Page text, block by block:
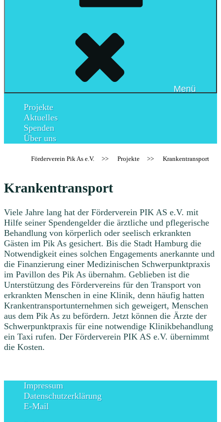
Menü
Projekte
Aktuelles
Spenden
Über uns
Förderverein Pik As e.V. >> Projekte >> Krankentransport
Krankentransport
Viele Jahre lang hat der Förderverein PIK AS e.V. mit
Hilfe seiner Spendengelder die ärztliche und pflegerische
Behandlung von körperlich oder seelisch erkrankten
Gästen im Pik As gesichert. Bis die Stadt Hamburg die
Notwendigkeit eines solchen Engagements anerkannte und
die Finanzierung einer Medizinischen Schwerpunktpraxis
im Pavillon des Pik As übernahm. Geblieben ist die
Unterstützung des Fördervereins für den Transport von
erkrankten Menschen in eine Klinik, denn häufig hatten
Krankentransportunternehmen sich geweigert, Menschen
aus dem Pik As zu befördern. Jetzt können die Ärzte der
Schwerpunktpraxis für eine notwendige Klinikbehandlung
ein Taxi rufen. Der Förderverein PIK AS e.V. übernimmt
die Kosten.
Impressum
Datenschutzerklärung
E-Mail